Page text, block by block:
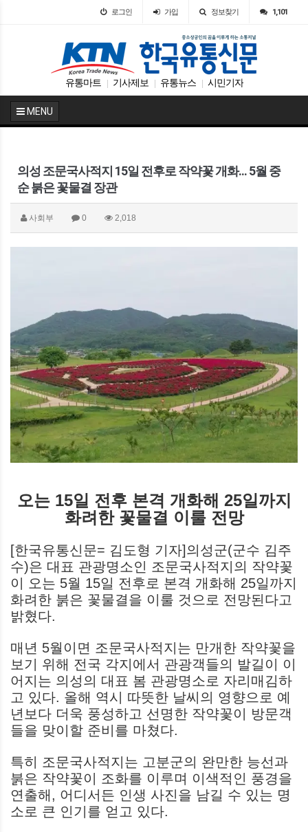
로그인 가입 정보찾기 1,101
유통마트 기사제보 유통뉴스 시민기자
MENU
의성 조문국사적지 15일 전후로 작약꽃 개화... 5월 중
순 붉은 꽃물결 장관
사회부 0 2,018
오는 15일 전후 본격 개화해 25일까지
화려한 꽃물결 이룰 전망
[한국유통신문= 김도형 기자]의성군(군수 김주
수)은 대표 관광명소인 조문국사적지의 작약꽃
이 오는 5월 15일 전후로 본격 개화해 25일까지
화려한 붉은 꽃물결을 이룰 것으로 전망된다고
밝혔다.
매년 5월이면 조문국사적지는 만개한 작약꽃을
보기 위해 전국 각지에서 관광객들의 발길이 이
어지는 의성의 대표 봄 관광명소로 자리매김하
고 있다. 올해 역시 따뜻한 날씨의 영향으로 예
년보다 더욱 풍성하고 선명한 작약꽃이 방문객
들을 맞이할 준비를 마쳤다.
특히 조문국사적지는 고분군의 완만한 능선과
붉은 작약꽃이 조화를 이루며 이색적인 풍경을
연출해, 어디서든 인생 사진을 남길 수 있는 명
소로 큰 인기를 얻고 있다.